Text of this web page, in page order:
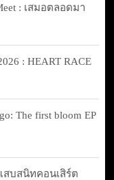
: เสมอตลอดมา
: HEART RACE
The first bloom EP
สบสนิทคอนเสิร์ต